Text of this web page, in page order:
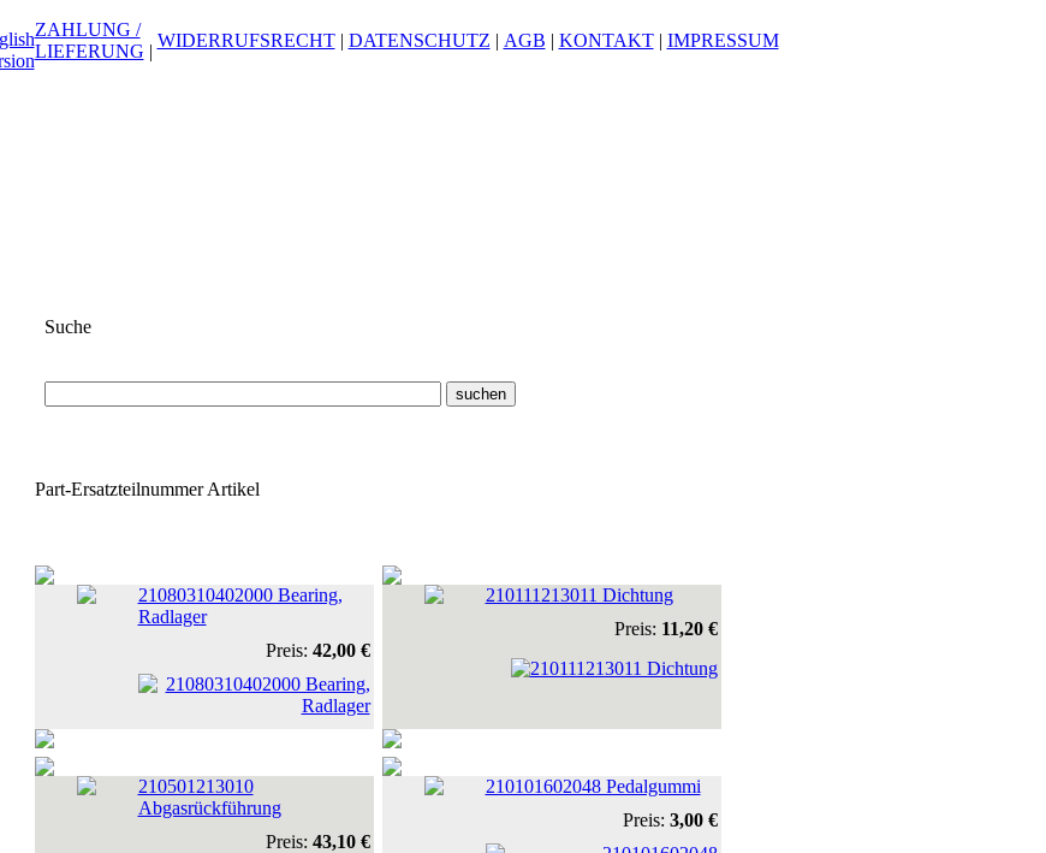
ZAHLUNG /
LIEFERUNG |
WIDERRUFSRECHT| DATENSCHUTZ | AGB | KONTAKT| IMPRESSUM
Suche
Part-Ersatzteilnummer Artikel
21080310402000 Bearing,
Radlager
Preis: 42,00 €
210111213011 Dichtung
Preis: 11,20 €
210501213010
Abgasrückführung
Preis: 43,10 €
210101602048 Pedalgummi
Preis: 3,00 €